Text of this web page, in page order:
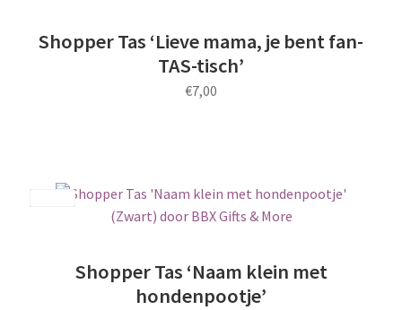
Shopper Tas ‘Lieve mama, je bent fan-
TAS-tisch’
€7,00
Shopper Tas ‘Naam klein met
hondenpootje’